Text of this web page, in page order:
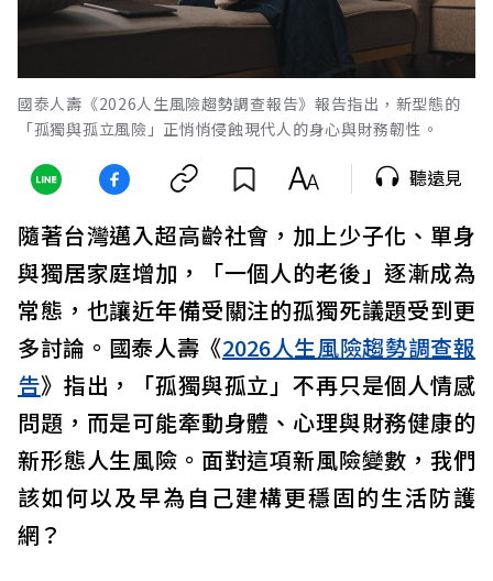
國泰人壽《2026人生風險趨勢調查報告》報告指出，新型態的
「孤獨與孤立風險」正悄悄侵蝕現代人的身心與財務韌性。
聽遠見
隨著台灣邁入超高齡社會，加上少子化、單身
與獨居家庭增加，「一個人的老後」逐漸成為
常態，也讓近年備受關注的孤獨死議題受到更
多討論。國泰人壽《2026人生風險趨勢調查報
告》指出，「孤獨與孤立」不再只是個人情感
問題，而是可能牽動身體、心理與財務健康的
新形態人生風險。面對這項新風險變數，我們
該如何以及早為自己建構更穩固的生活防護
網？